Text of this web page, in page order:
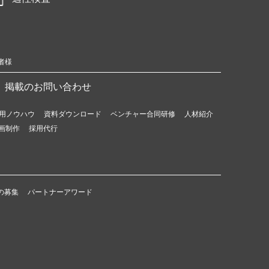
様
掲載のお問い合わせ
ノウハウ 資料ダウンロード ベンチャー合同研修
人材紹介
制作
採用代行
募集 パートナーアワード